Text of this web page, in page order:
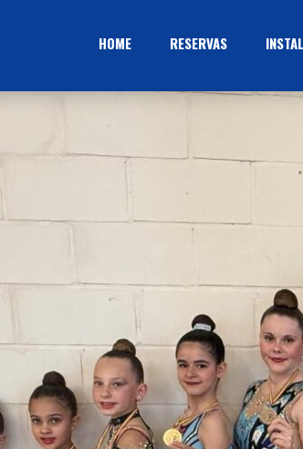
HOME RESERVAS